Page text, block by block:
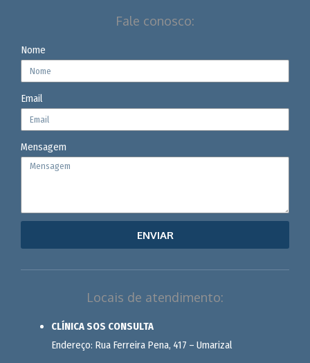
Fale conosco:
Nome
Email
Mensagem
ENVIAR
Locais de atendimento:
CLÍNICA SOS CONSULTA
Endereço: Rua Ferreira Pena, 417 – Umarizal